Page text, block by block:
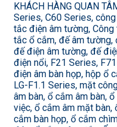
KHÁCH HÀNG QUAN
Series, C60 Series,
tắc điện âm tường,
tắc ổ cắm, đế âm
đế điện âm tường, đế
điện nổi, F21 Series,
điện âm bàn họp, hộp ổ
LG-F1.1 Series, mặt
âm bàn, ổ cắm âm bàn,
việc, ổ cắm âm mặt bàn,
cắm bàn họp, ổ cắm